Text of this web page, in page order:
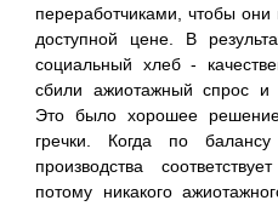
переработчиками, чтобы
доступной цене. В
социальный хлеб -
сбили ажиотажный спрос и
Это было хорошее
гречки. Когда по
производства
потому никакого